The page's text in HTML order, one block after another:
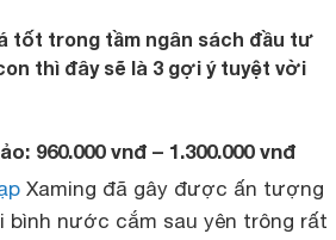
tốt trong tầm ngân sách đầu tư
thì đây sẽ là 3 gợi ý tuyệt vời
960.000 vnđ – 1.300.000 vnđ
Xaming đã gây được ấn tượng
nước cắm sau yên trông rất